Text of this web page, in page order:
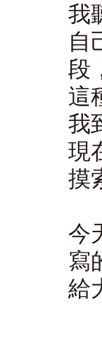
我
自
段
這
我
現
摸
今
寫
給